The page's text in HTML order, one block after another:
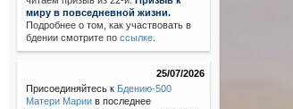
миру в повседневной жизни.
Подробнее о том, как участвовать в
бдении смотрите поссылке
25/07/2026
Присоединяйтесь к Бдению-500
Матери Марии в последнее